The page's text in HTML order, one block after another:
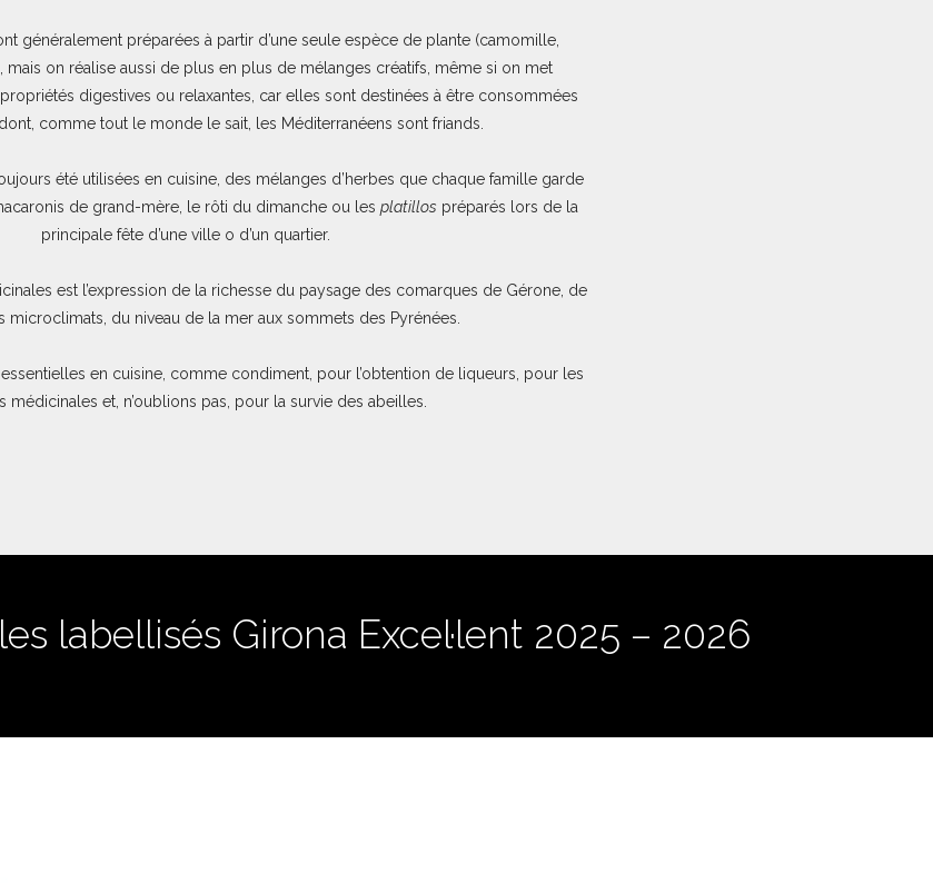
généralement préparées à partir d’une seule espèce de plante (camomille,
mais on réalise aussi de plus en plus de mélanges créatifs, même si on met
digestives ou relaxantes, car elles sont destinées à être consommées
comme tout le monde le sait, les Méditerranéens sont friands.
été utilisées en cuisine, des mélanges d’herbes que chaque famille garde
de grand-mère, le rôti du dimanche ou lesplatillos préparés lors de la
principale fête d’une ville o d’un quartier.
est l’expression de la richesse du paysage des comarques de Gérone, de
microclimats, du niveau de la mer aux sommets des Pyrénées.
en cuisine, comme condiment, pour l’obtention de liqueurs, pour les
médicinales et, n’oublions pas, pour la survie des abeilles.
labellisés Girona Excel·lent 2025 – 2026